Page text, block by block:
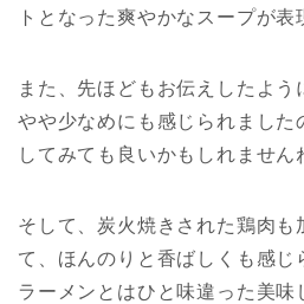
トとなった爽やかなスープが表
また、先ほどもお伝えしたよう
やや少なめにも感じられました
してみても良いかもしれません
そして、炭火焼きされた鶏肉も
て、ほんのりと香ばしくも感じ
ラーメンとはひと味違った美味